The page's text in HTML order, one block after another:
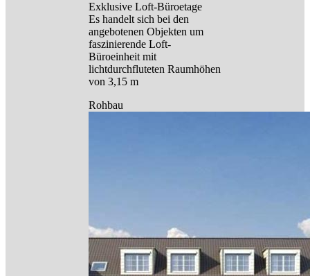
Exklusive Loft-Büroetage
Es handelt sich bei den
angebotenen Objekten um
faszinierende Loft-
Büroeinheit mit
lichtdurchfluteten Raumhöhen
von 3,15 m
Rohbau